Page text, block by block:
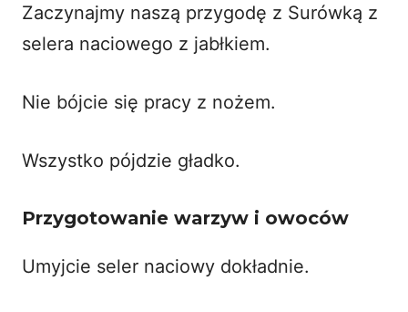
Zaczynajmy naszą przygodę z Surówką z
selera naciowego z jabłkiem.
Nie bójcie się pracy z nożem.
Wszystko pójdzie gładko.
Przygotowanie warzyw i owoców
Umyjcie seler naciowy dokładnie.